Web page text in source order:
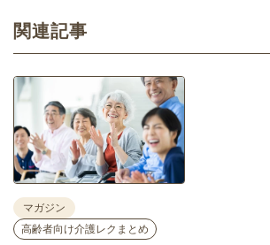
関連記事
マガジン
高齢者向け介護レクまとめ